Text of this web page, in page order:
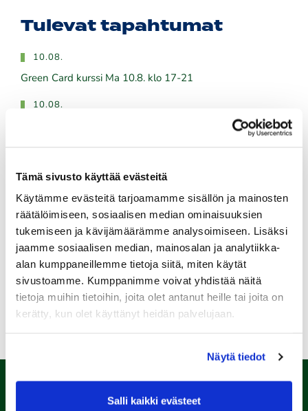
Tämä sivusto käyttää evästeitä
Käytämme evästeitä tarjoamamme sisällön ja mainosten
räätälöimiseen, sosiaalisen median ominaisuuksien
tukemiseen ja kävijämäärämme analysoimiseen. Lisäksi
jaamme sosiaalisen median, mainosalan ja analytiikka-
alan kumppaneillemme tietoja siitä, miten käytät
sivustoamme. Kumppanimme voivat yhdistää näitä
tietoja muihin tietoihin, joita olet antanut heille tai joita on
kerätty, kun olet käyttänyt heidän palvelujaan.
Näytä tiedot
Salli kaikki evästeet
Tulevat tapahtumat
10.08.
Green Card kurssi Ma 10.8. klo 17-21
10.08.
Senioritiistai 12
12.08.
Green Card kurssi Ke 12.8. klo 16:30-20:30
13.08.
Seuraottelu SHG-PGK
Kaikki tapahtumat >>